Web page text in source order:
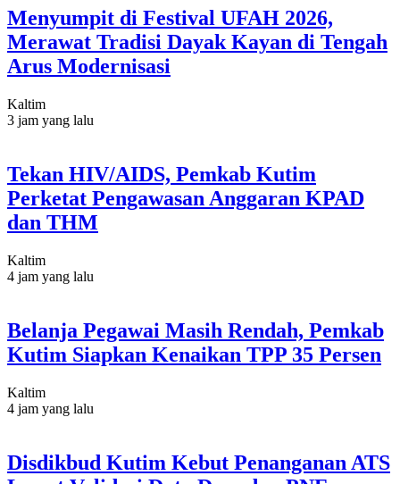
Menyumpit di Festival UFAH 2026,
Merawat Tradisi Dayak Kayan di Tengah
Arus Modernisasi
Kaltim
3 jam yang lalu
Tekan HIV/AIDS, Pemkab Kutim
Perketat Pengawasan Anggaran KPAD
dan THM
Kaltim
4 jam yang lalu
Belanja Pegawai Masih Rendah, Pemkab
Kutim Siapkan Kenaikan TPP 35 Persen
Kaltim
4 jam yang lalu
Disdikbud Kutim Kebut Penanganan ATS